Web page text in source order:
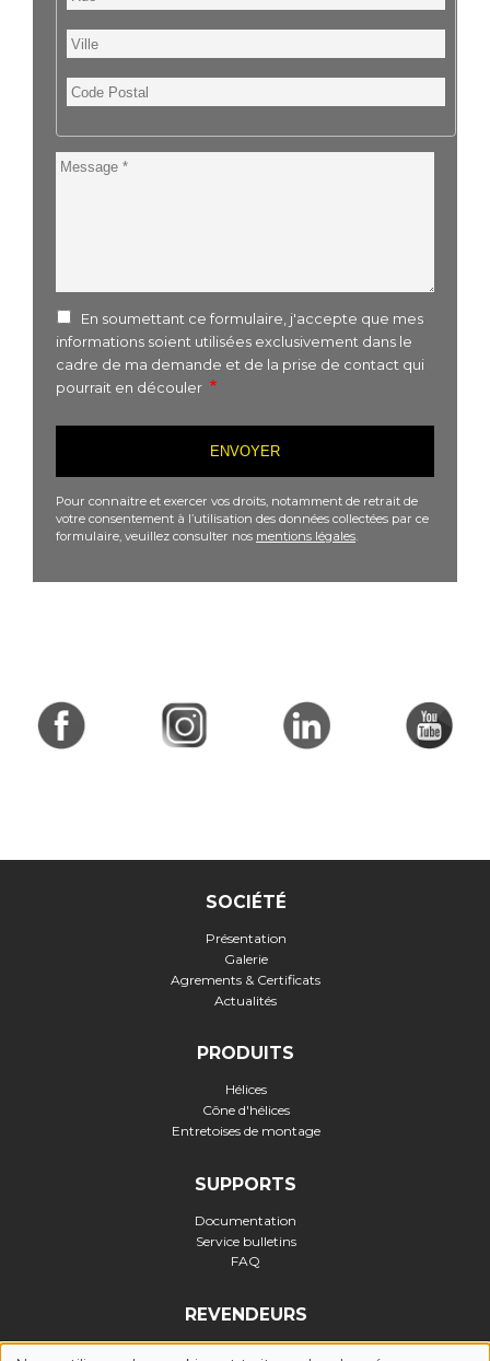
Ville
Code
Postal
Message
En soumettant ce formulaire, j'accepte que mes
informations soient utilisées exclusivement dans le
cadre de ma demande et de la prise de contact qui
pourrait en découler
Pour connaitre et exercer vos droits, notamment de retrait de
votre consentement à l’utilisation des données collectées par ce
formulaire, veuillez consulter nos mentions légales
SOCIÉTÉ
Présentation
Galerie
Agrements & Certificats
Actualités
PRODUITS
Hélices
Cône d'hélices
Entretoises de montage
SUPPORTS
Documentation
Service bulletins
FAQ
REVENDEURS